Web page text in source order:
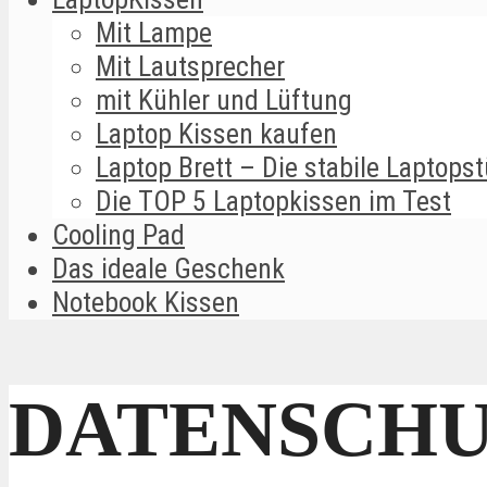
Mit Lampe
Mit Lautsprecher
mit Kühler und Lüftung
Laptop Kissen kaufen
Laptop Brett – Die stabile
Die TOP 5 Laptopkissen im Test
Cooling Pad
Das ideale Geschenk
Notebook Kissen